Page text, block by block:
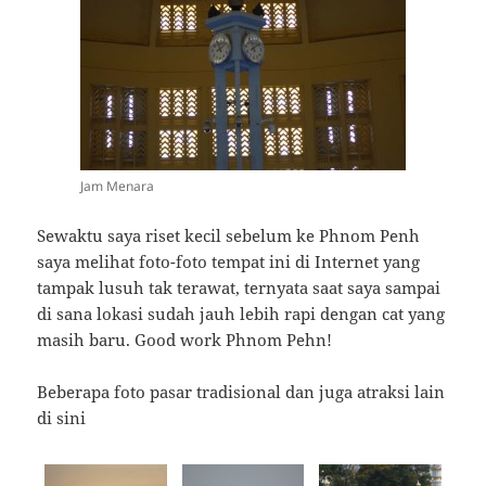
Jam Menara
Sewaktu saya riset kecil sebelum ke Phnom Penh
saya melihat foto-foto tempat ini di Internet yang
tampak lusuh tak terawat, ternyata saat saya sampai
di sana lokasi sudah jauh lebih rapi dengan cat yang
masih baru. Good work Phnom Pehn!
Beberapa foto pasar tradisional dan juga atraksi lain
di sini